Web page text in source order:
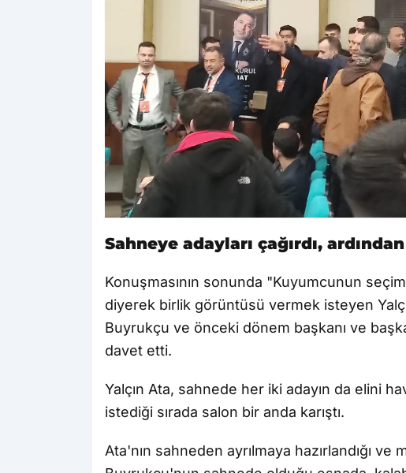
Sahneye adayları çağırdı,
Konuşmasının sonunda "Kuyumcunun
diyerek birlik görüntüsü vermek isteyen
Buyrukçu ve önceki dönem başkanı ve
davet etti.
Yalçın Ata, sahnede her iki adayın da elini
istediği sırada salon bir anda karıştı.
Ata'nın sahneden ayrılmaya hazırlandığı